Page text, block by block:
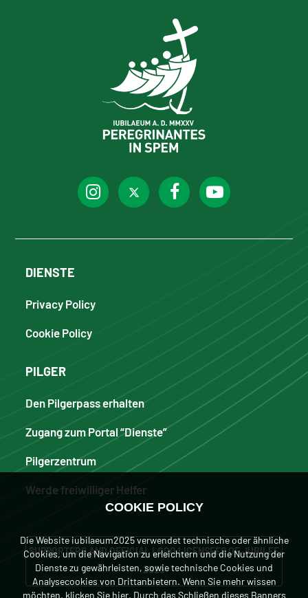
DIENSTE
Privacy Policy
Cookie Policy
PILGER
Den Pilgerpass erhalten
Zugang zum Portal “Dienste”
Pilgerzentrum
Werde freiwilliger Helfer
SUPPORTERS AND OFFICIAL LOGO LICENSEES OF JUBILEE
2025
COOKIE POLICY
Die Website iubilaeum2025 verwendet technische oder ähnliche
Cookies, um die Navigation zu erleichtern und die Nutzung der
Dienste zu gewährleisten, sowie technische Cookies und
Analysecookies von Drittanbietern. Wenn Sie mehr wissen
möchten, klicken Sie hier. Durch das Schließen dieses Banners